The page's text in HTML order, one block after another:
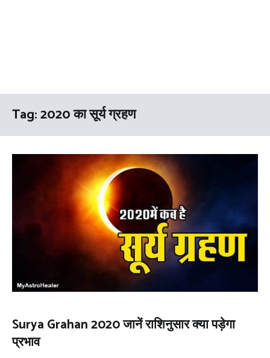
Tag:2020 का सूर्य ग्रहण
Surya Grahan 2020 जानें राशिनुसार क्या पड़ेगा
प्रभाव